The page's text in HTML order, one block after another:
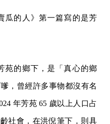
瓜的人》第一篇寫的是芳
苑的鄉下，是「真心的鄉
，曾經許多事物都沒有名
年芳苑 65 歲以上人口占
社會，在洪倪筆下，則具